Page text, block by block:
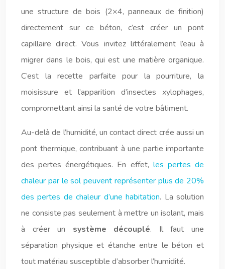
une structure de bois (2×4, panneaux de finition)
directement sur ce béton, c’est créer un pont
capillaire direct. Vous invitez littéralement l’eau à
migrer dans le bois, qui est une matière organique.
C’est la recette parfaite pour la pourriture, la
moisissure et l’apparition d’insectes xylophages,
compromettant ainsi la santé de votre bâtiment.
Au-delà de l’humidité, un contact direct crée aussi un
pont thermique, contribuant à une partie importante
des pertes énergétiques. En effet, les pertes de
chaleur par le sol peuvent représenter plus de 20%
des pertes de chaleur d’une habitation. La solution
ne consiste pas seulement à mettre un isolant, mais
à créer un système découplé. Il faut une
séparation physique et étanche entre le béton et
tout matériau susceptible d’absorber l’humidité.